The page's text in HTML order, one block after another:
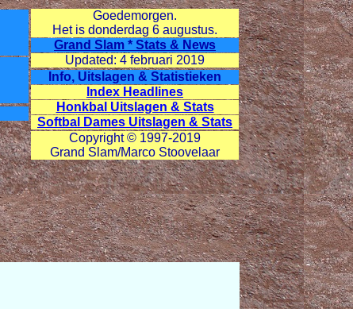
Goedemorgen.
Het is donderdag 6 augustus.
Grand Slam * Stats & News
Updated: 4 februari 2019
Info, Uitslagen & Statistieken
Index Headlines
Honkbal Uitslagen & Stats
Softbal Dames Uitslagen & Stats
Copyright © 1997-2019
Grand Slam/Marco Stoovelaar